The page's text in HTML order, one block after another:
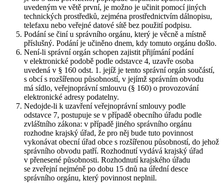
uvedeným ve větě první, je možno je učinit pomocí jiných
technických prostředků, zejména prostřednictvím dálnopisu,
telefaxu nebo veřejné datové sítě bez použití podpisu.
Podání se činí u správního orgánu, který je věcně a místně
příslušný. Podání je učiněno dnem, kdy tomuto orgánu došlo.
Není-li správní orgán schopen zajistit přijímání podání
v elektronické podobě podle odstavce 4, uzavře osoba
uvedená v § 160 odst. 1. jejíž je tento správní orgán součástí,
s obcí s rozšířenou působností, v jejímž správním obvodu
má sídlo, veřejnoprávní smlouvu (§ 160) o provozování
elektronické adresy podatelny.
Nedojde-li k uzavření veřejnoprávní smlouvy podle
odstavce 7, postupuje se v případě obecního úřadu podle
zvláštního zákona: v případě jiného správního orgánu
rozhodne krajský úřad, že pro něj bude tuto povinnost
vykonávat obecní úřad obce s rozšířenou působností, do jehož
správního obvodu patří. Rozhodnutí vydává krajský úřad
v přenesené působnosti. Rozhodnutí krajského úřadu
se zveřejní nejméně po dobu 15 dnů na úřední desce
správního orgánu, který povinnost neplnil.